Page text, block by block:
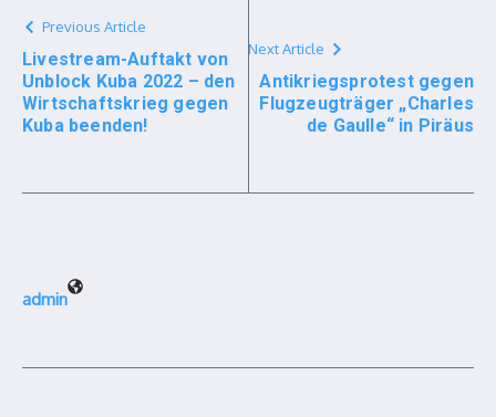
Previous Article
Livestream-Auftakt von
Unblock Kuba 2022 – den
Wirtschaftskrieg gegen
Kuba beenden!
Next Article
Antikriegsprotest gegen
Flugzeugträger „Charles
de Gaulle“ in Piräus
admin